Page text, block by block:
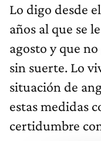
Lo digo desde
años al que se
agosto y que
sin suerte. Lo
situación de
estas medidas
certidumbre